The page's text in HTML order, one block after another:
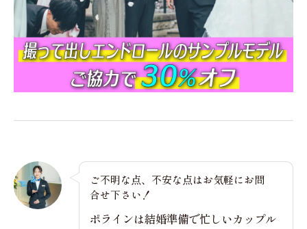
ご不明な点、不安な点はお気軽にお問
合せ下さい！
ポラインは結婚準備で忙しいカップル